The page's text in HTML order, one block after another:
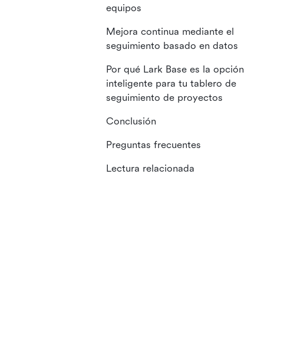
equipos
Mejora continua mediante el
seguimiento basado en datos
Por qué Lark Base es la opción
inteligente para tu tablero de
seguimiento de proyectos
Conclusión
Preguntas frecuentes
Lectura relacionada